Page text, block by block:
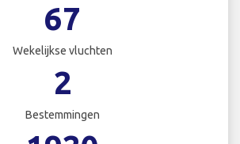
67
Wekelijkse vluchten
2
Bestemmingen